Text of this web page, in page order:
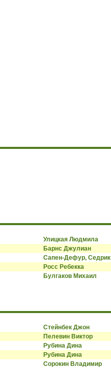
Улицкая Людмила
Барнс Джулиан
Сапен-Дефур, Седрик
Росс Ребекка
Булгаков Михаил
Стейнбек Джон
Пелевин Виктор
Рубина Дина
Рубина Дина
Сорокин Владимир